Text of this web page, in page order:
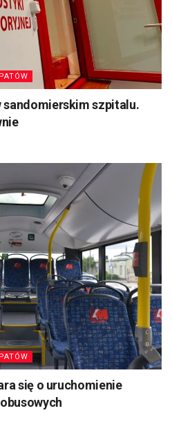
sandomierskim szpitalu.
się o uruchomienie